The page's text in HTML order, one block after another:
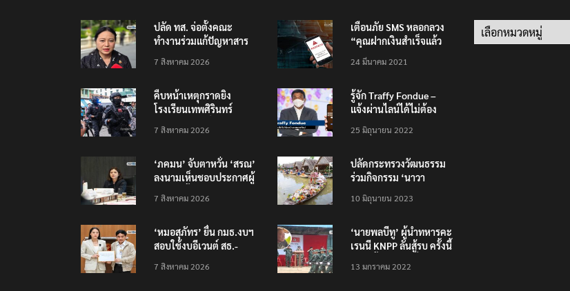
ปลัด ทส. จ่อตั้งคณะ
ทำงานร่วมแก้ปัญหาสาร
ไทย-เมียนมา
7 สิงหาคม 2026
คืบหน้าเหตุกราดยิง
โรงเรียนเทพศิรินทร์
15 เสียชีวิตแล้ว 5
7 สิงหาคม 2026
‘ภคมน’ จับตาหวั่น ‘สรณ’
ลงนามเห็นชอบประกาศผู้
โครงการกองทุน USO
7 สิงหาคม 2026
‘หมอสุภัทร’ ยื่น กมธ.งบฯ
สอบใช้งบอีเวนต์ สธ.-
ล้าน
7 สิงหาคม 2026
เตือนภัย SMS หลอกลวง
“คุณฝากเงินสำเร็จแล้ว
200,000 บาท”
24 มีนาคม 2021
รู้จัก Traffy Fondue –
แจ้งผ่านไลน์ได้ไม่ต้อง
ทั่วไทย ไม่ใช่แค่ในกรุง
25 มิถุนายน 2022
ปลัดกระทรวงวัฒนธรรม
ร่วมกิจกรรม ‘นาวา
ตักบาตรทางน้ำ
10 มิถุนายน 2023
‘นายพลบีทู’ ผู้นำทหารคะ
เรนนี KNPP ลั่นสู้รบ ครั้งนี้
ประชาชนต้องชนะ
13 มกราคม 2022
Categories